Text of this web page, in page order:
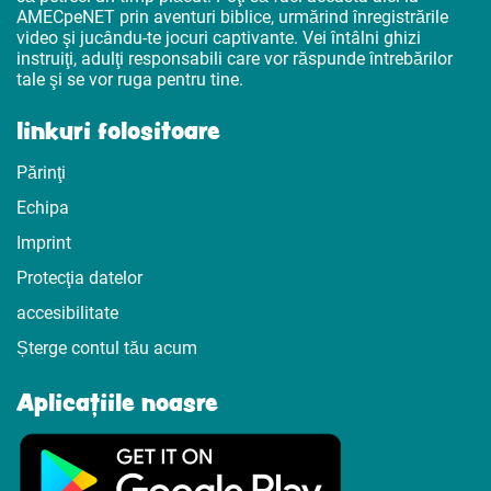
AMECpeNET prin aventuri biblice, urmărind înregistrările
video şi jucându-te jocuri captivante. Vei întâlni ghizi
instruiţi, adulţi responsabili care vor răspunde întrebărilor
tale şi se vor ruga pentru tine.
linkuri folositoare
Părinţi
Echipa
Imprint
Protecţia datelor
accesibilitate
Șterge contul tău acum
Aplicațiile noasre